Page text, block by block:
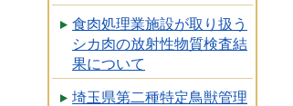
食肉処理業施設が取り扱う
シカ肉の放射性物質検査結
果について
埼玉県第二種特定鳥獣管理